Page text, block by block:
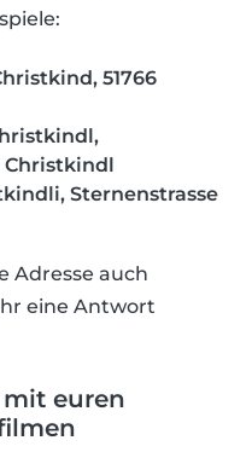
51766
Christkindl
Sternenstrasse
Adresse auch
eine Antwort
euren